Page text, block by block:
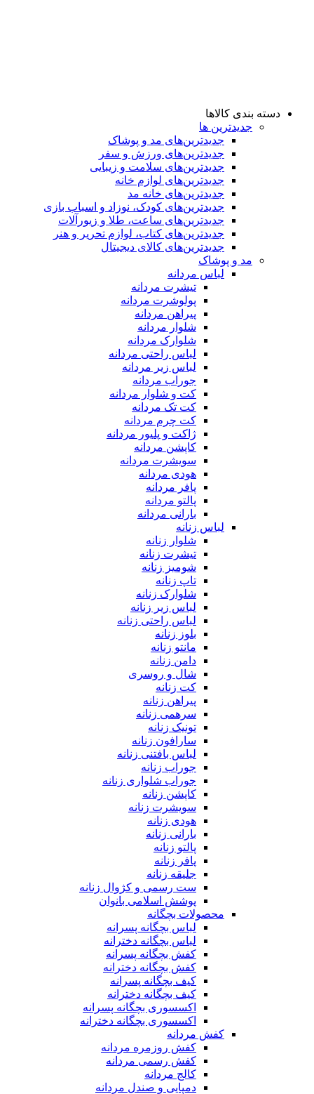
دسته بندی کالاها
جدیدترین ها
جدید‌ترین‌های مد و پوشاک
جدید‌ترین‌های ورزش و سفر
جدید‌ترین‌های سلامت و زیبایی
جدید‌ترین‌های لوازم خانه
جدیدترین‌های خانه مد
جدید‌ترین‌های کودک، نوزاد و اسباب بازی
جدید‌ترین‌های ساعت، طلا و زیورآلات
جدید‌ترین‌های کتاب، لوازم تحریر و هنر
جدید‌ترین‌های کالای دیجیتال
مد و پوشاک
لباس مردانه
تیشرت مردانه
پولوشرت مردانه
پیراهن مردانه
شلوار مردانه
شلوارک مردانه
لباس راحتی مردانه
لباس زیر مردانه
جوراب مردانه
کت و شلوار مردانه
کت تک مردانه
کت چرم مردانه
ژاکت و پلیور مردانه
کاپشن مردانه
سویشرت مردانه
هودی مردانه
پافر مردانه
پالتو مردانه
بارانی مردانه
لباس زنانه
شلوار زنانه
تیشرت زنانه
شومیز زنانه
تاپ زنانه
شلوارک زنانه
لباس زیر زنانه
لباس راحتی زنانه
بلوز زنانه
مانتو زنانه
دامن زنانه
شال و روسری
کت زنانه
پیراهن زنانه
سرهمی زنانه
تونیک زنانه
سارافون زنانه
لباس بافتنی زنانه
جوراب زنانه
جوراب شلواری زنانه
کاپشن زنانه
سویشرت زنانه
هودی زنانه
بارانی زنانه
پالتو زنانه
پافر زنانه
جلیقه زنانه
ست رسمی و کژوال زنانه
پوشش اسلامی بانوان
محصولات بچگانه
لباس بچگانه پسرانه
لباس بچگانه دخترانه
کفش بچگانه پسرانه
کفش بچگانه دخترانه
کیف بچگانه پسرانه
کیف بچگانه دخترانه
اکسسوری بچگانه پسرانه
اکسسوری بچگانه دخترانه
کفش مردانه
کفش روزمره مردانه
کفش رسمی مردانه
کالج مردانه
دمپایی و صندل مردانه